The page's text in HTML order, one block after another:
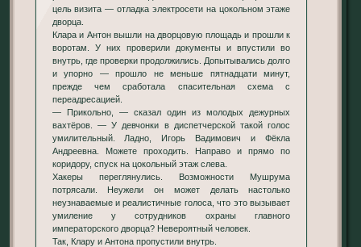
цель визита — отладка электросети на цокольном этаже
дворца.
Клара и Антон вышли на дворцовую площадь и прошли к
воротам. У них проверили документы и впустили во
внутрь, где проверки продолжились. Допытывались долго
и упорно — прошло не меньше пятнадцати минут,
прежде чем сработала спасительная схема с
переадресацией.
— Прикольно, — сказал один из молодых дежурных
вахтёров. — У девчонки в диспетчерской такой голос
умилительный. Ладно, Игорь Вадимович и Фёкла
Андреевна. Можете проходить. Направо и прямо по
коридору, спуск на цокольный этаж слева.
Хакеры переглянулись. Возможности Мушрума
потрясали. Неужели он может делать настолько
неузнаваемые и реалистичные голоса, что это вызывает
умиление у сотрудников охраны главного
императорского дворца? Невероятный человек.
Так, Клару и Антона пропустили внутрь.